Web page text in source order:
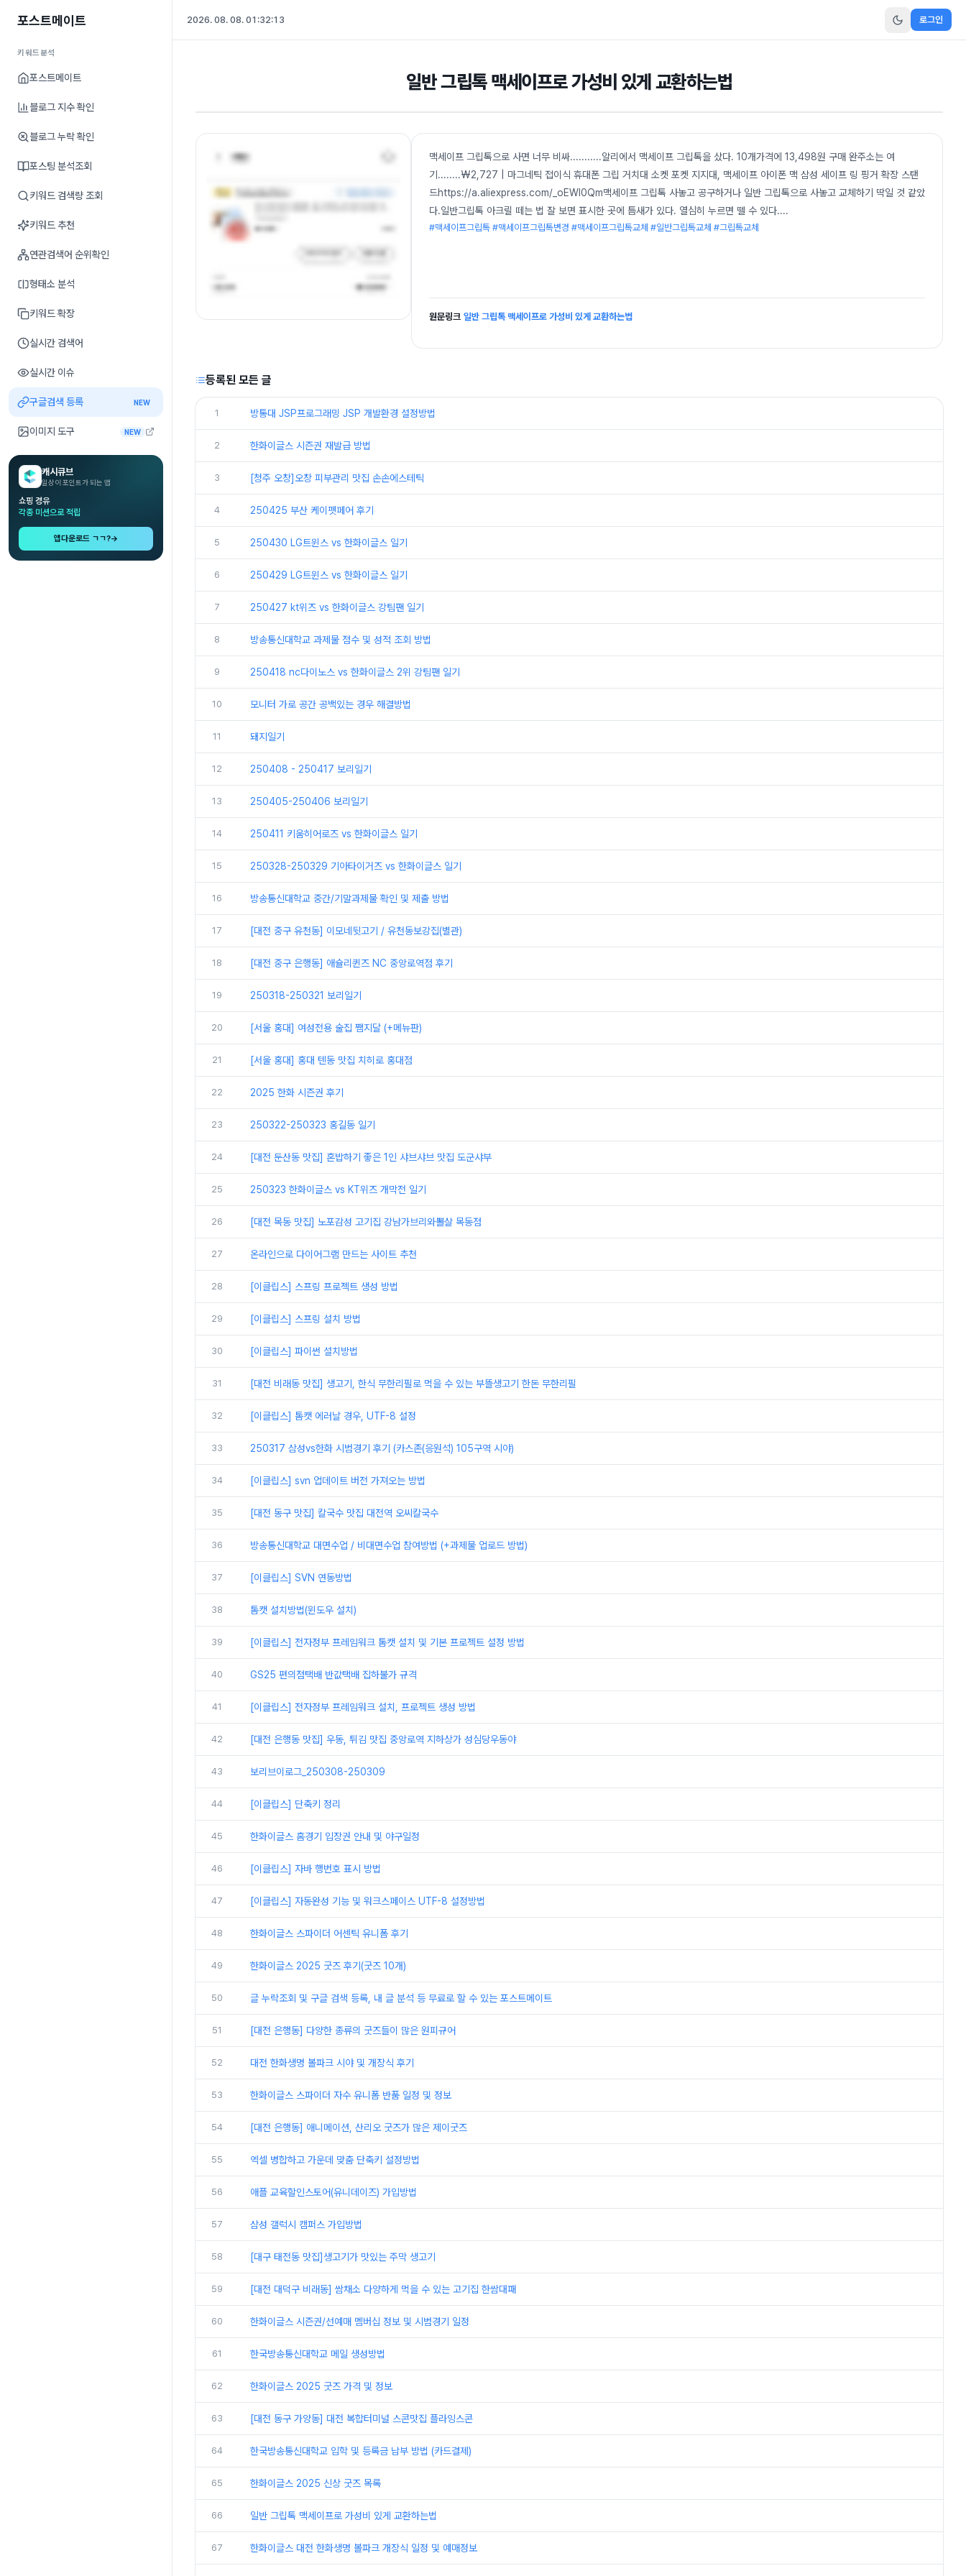
포스트메이트
키워드분석
포스트메이트
블로그 지수 확인
블로그 누락 확인
포스팅 분석조회
키워드 검색량 조회
키워드 추천
연관검색어 순위확인
형태소 분석
키워드 확장
실시간 검색어
실시간 이슈
구글검색 등록 NEW
이미지 도구 NEW
캐시큐브
일상이 포인트가 되는 앱
쇼핑 경유
각종 미션으로 적립
앱다운로드 ㄱㄱ?→
2026. 08. 08. 01:32:13 로그인
일반 그립톡 맥세이프로 가성비 있게 교환하는법
맥세이프 그립톡으로 사면 너무 비싸...........알리에서 맥세이프 그립톡을 샀다. 10개가격에 13,498원 구매 완주소는 여
기........₩2,727 | 마그네틱 접이식 휴대폰 그립 거치대 소켓 포켓 지지대, 맥세이프 아이폰 맥 삼성 세이프 링 핑거 확장 스탠
드https://a.aliexpress.com/_oEWI0Qm맥세이프 그립톡 사놓고 공구하거나 일반 그립톡으로 사놓고 교체하기 딱일 것 같았
다.일반그립톡 아크릴 떼는 법 잘 보면 표시한 곳에 틈새가 있다. 열심히 누르면 뗄 수 있다....
#맥세이프그립톡 #맥세이프그립톡변경 #맥세이프그립톡교체 #일반그립톡교체 #그립톡교체
원문링크 일반 그립톡 맥세이프로 가성비 있게 교환하는법
등록된 모든 글
1 방통대 JSP프로그래밍 JSP 개발환경 설정방법
2 한화이글스 시즌권 재발급 방법
3 [청주 오창]오창 피부관리 맛집 손손에스테틱
4 250425 부산 케이펫페어 후기
5 250430 LG트윈스 vs 한화이글스 일기
6 250429 LG트윈스 vs 한화이글스 일기
7 250427 kt위즈 vs 한화이글스 강팀팬 일기
8 방송통신대학교 과제물 점수 및 성적 조회 방법
9 250418 nc다이노스 vs 한화이글스 2위 강팀팬 일기
10 모니터 가로 공간 공백있는 경우 해결방법
11 돼지일기
12 250408 - 250417 보리일기
13 250405-250406 보리일기
14 250411 키움히어로즈 vs 한화이글스 일기
15 250328-250329 기아타이거즈 vs 한화이글스 일기
16 방송통신대학교 중간/기말과제물 확인 및 제출 방법
17 [대전 중구 유천동] 이모네뒷고기 / 유천동보강집(별관)
18 [대전 중구 은행동] 애슐리퀸즈 NC 중앙로역점 후기
19 250318-250321 보리일기
20 [서울 홍대] 여성전용 술집 쨈지달 (+메뉴판)
21 [서울 홍대] 홍대 텐동 맛집 치히로 홍대점
22 2025 한화 시즌권 후기
23 250322-250323 홍길동 일기
24 [대전 둔산동 맛집] 혼밥하기 좋은 1인 샤브샤브 맛집 도군샤부
25 250323 한화이글스 vs KT위즈 개막전 일기
26 [대전 목동 맛집] 노포감성 고기집 강남가브리와뽈살 목동점
27 온라인으로 다이어그램 만드는 사이트 추천
28 [이클립스] 스프링 프로젝트 생성 방법
29 [이클립스] 스프링 설치 방법
30 [이클립스] 파이썬 설치방법
31 [대전 비래동 맛집] 생고기, 한식 무한리필로 먹을 수 있는 부뜰생고기 한돈 무한리필
32 [이클립스] 톰캣 에러날 경우, UTF-8 설정
33 250317 삼성vs한화 시범경기 후기 (카스존(응원석) 105구역 시야)
34 [이클립스] svn 업데이트 버전 가져오는 방법
35 [대전 동구 맛집] 칼국수 맛집 대전역 오씨칼국수
36 방송통신대학교 대면수업 / 비대면수업 참여방법 (+과제물 업로드 방법)
37 [이클립스] SVN 연동방법
38 톰캣 설치방법(윈도우 설치)
39 [이클립스] 전자정부 프레임워크 톰캣 설치 및 기본 프로젝트 설정 방법
40 GS25 편의점택배 반값택배 집하불가 규격
41 [이클립스] 전자정부 프레임워크 설치, 프로젝트 생성 방법
42 [대전 은행동 맛집] 우동, 튀김 맛집 중앙로역 지하상가 성심당우동야
43 보리브이로그_250308-250309
44 [이클립스] 단축키 정리
45 한화이글스 홈경기 입장권 안내 및 야구일정
46 [이클립스] 자바 행번호 표시 방법
47 [이클립스] 자동완성 기능 및 워크스페이스 UTF-8 설정방법
48 한화이글스 스파이더 어센틱 유니폼 후기
49 한화이글스 2025 굿즈 후기(굿즈 10개)
50 글 누락조회 및 구글 검색 등록, 내 글 분석 등 무료로 할 수 있는 포스트메이트
51 [대전 은행동] 다양한 종류의 굿즈들이 많은 원피규어
52 대전 한화생명 볼파크 시야 및 개장식 후기
53 한화이글스 스파이더 자수 유니폼 반품 일정 및 정보
54 [대전 은행동] 애니메이션, 산리오 굿즈가 많은 제이굿즈
55 엑셀 병합하고 가운데 맞춤 단축키 설정방법
56 애플 교육할인스토어(유니데이즈) 가입방법
57 삼성 갤럭시 캠퍼스 가입방법
58 [대구 태전동 맛집]생고기가 맛있는 주막 생고기
59 [대전 대덕구 비래동] 쌈채소 다양하게 먹을 수 있는 고기집 한쌈대패
60 한화이글스 시즌권/선예매 멤버십 정보 및 시범경기 일정
61 한국방송통신대학교 메일 생성방법
62 한화이글스 2025 굿즈 가격 및 정보
63 [대전 동구 가양동] 대전 복합터미널 스콘맛집 플라잉스콘
64 한국방송통신대학교 입학 및 등록금 납부 방법 (카드결제)
65 한화이글스 2025 신상 굿즈 목록
66 일반 그립톡 맥세이프로 가성비 있게 교환하는법
67 한화이글스 대전 한화생명 볼파크 개장식 일정 및 예매정보